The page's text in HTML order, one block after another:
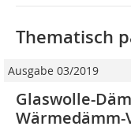
Thematisch
Ausgabe 03/2019
Glaswolle-